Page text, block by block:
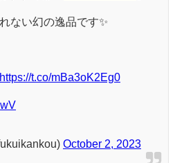
ない幻の逸品です✨
https://t.co/mBa3oK2Eg0
October 2, 2023